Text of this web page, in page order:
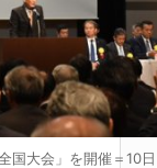
国大会」を開催＝10